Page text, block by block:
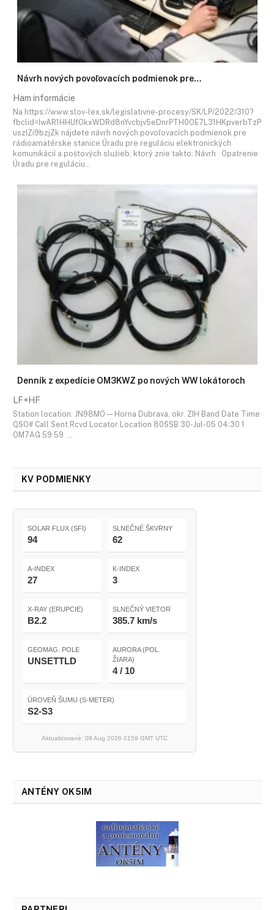
Návrh nových povoľovacích podmienok pre…
Ham informácie
Na https://www.slov-lex.sk/legislativne-procesy/SK/LP/2022/310?
fbclid=IwAR1HHUfOkxWDRd8nYvcbjv5eDnrPTH0OE7L31HKpverbTzP
uszIZi9bzjZk nájdete návrh nových povoľovacích podmienok pre
rádioamatérske stanice Úradu pre reguláciu elektronických
komunikácií a poštových služieb, ktorý znie takto: Návrh Opatrenie
Úradu pre reguláciu…
Denník z expedície OM3KWZ po nových WW lokátoroch
LF+HF
Station location: JN98MO — Horna Dubrava, okr. ZIH Band Date Time
QSO# Call Sent Rcvd Locator Location 80SSB 30-Jul-05 04:30 1
OM7AG 59 59 …
KV PODMIENKY
SOLAR FLUX (SFI)
94
SLNEČNÉ ŠKVRNY
62
A-INDEX
27
K-INDEX
3
X-RAY (ERUPCIE)
B2.2
SLNEČNÝ VIETOR
385.7 km/s
GEOMAG. POLE
UNSETTLD
AURORA (POL.
ŽIARA)
4 / 10
ÚROVEŇ ŠUMU (S-METER)
S2-S3
Aktualizované: 09 Aug 2026 0159 GMT UTC
ANTÉNY OK5IM